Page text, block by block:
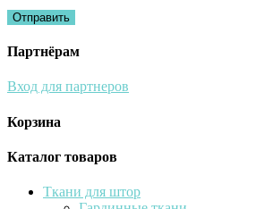
Партнёрам
Вход для партнеров
Корзина
Каталог товаров
Ткани для штор